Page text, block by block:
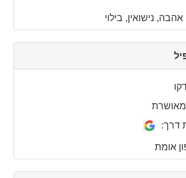
נישואין, בילוי
to
מאושרת
דרך:
אומת